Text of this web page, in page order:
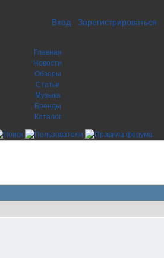
Вход Зарегистрироваться
Главная
Новости
Обзоры
Статьи
Музыка
Бренды
Каталог